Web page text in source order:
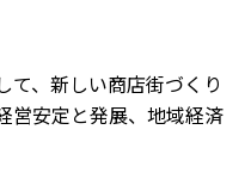
て、新しい商店街づくり
営安定と発展、地域経済